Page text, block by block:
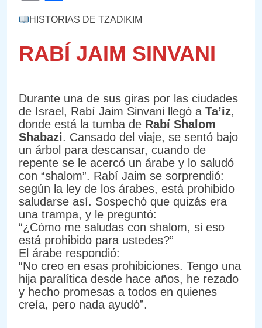
HISTORIAS DE TZADIKIM
RABÍ JAIM SINVANI
Durante una de sus giras por las ciudades
de Israel, Rabí Jaim Sinvani llegó a Ta’iz,
donde está la tumba de Rabí Shalom
Shabazi. Cansado del viaje, se sentó bajo
un árbol para descansar, cuando de
repente se le acercó un árabe y lo saludó
con “shalom”. Rabí Jaim se sorprendió:
según la ley de los árabes, está prohibido
saludarse así. Sospechó que quizás era
una trampa, y le preguntó:
“¿Cómo me saludas con shalom, si eso
está prohibido para ustedes?”
El árabe respondió:
“No creo en esas prohibiciones. Tengo una
hija paralítica desde hace años, he rezado
y hecho promesas a todos en quienes
creía, pero nada ayudó”.